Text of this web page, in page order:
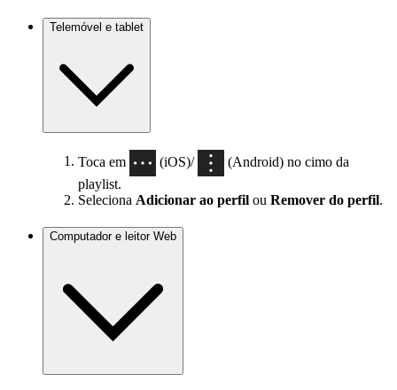
Telemóvel e tablet
Toca em (iOS)/
(Android) no cimo da
playlist.
Seleciona Adicionar ao perfil ou Remover do perfil.
Computador e leitor Web